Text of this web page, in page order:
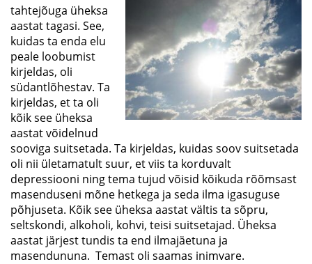
tahtejõuga üheksa
aastat tagasi. See,
kuidas ta enda elu
peale loobumist
kirjeldas, oli
südantlõhestav. Ta
kirjeldas, et ta oli
kõik see üheksa
aastat võidelnud
sooviga suitsetada. Ta kirjeldas, kuidas soov suitsetada
oli nii ületamatult suur, et viis ta korduvalt
depressiooni ning tema tujud võisid kõikuda rõõmsast
masenduseni mõne hetkega ja seda ilma igasuguse
põhjuseta. Kõik see üheksa aastat vältis ta sõpru,
seltskondi, alkoholi, kohvi, teisi suitsetajad. Üheksa
aastat järjest tundis ta end ilmajäetuna ja
masendununa. Temast oli saamas inimvare.